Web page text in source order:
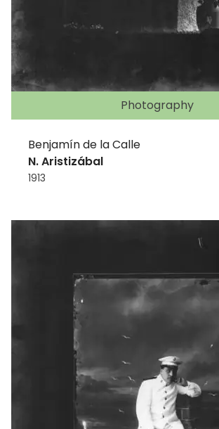
Photography
Benjamín de la Calle
N. Aristizábal
1913